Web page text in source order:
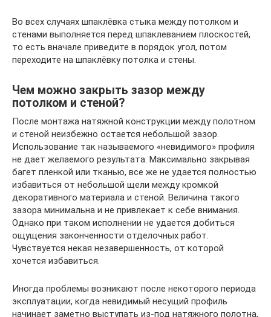
Во всех случаях шпаклёвка стыка между потолком и
стенами выполняется перед шпаклеванием плоскостей,
то есть вначале приведите в порядок угол, потом
переходите на шпаклёвку потолка и стены.
Чем можно закрыть зазор между
потолком и стеной?
После монтажа натяжной конструкции между полотном
и стеной неизбежно остается небольшой зазор.
Использование так называемого «невидимого» профиля
не дает желаемого результата. Максимально закрывая
багет пленкой или тканью, все же не удается полностью
избавиться от небольшой щели между кромкой
декоративного материала и стеной. Величина такого
зазора минимальна и не привлекает к себе внимания.
Однако при таком исполнении не удается добиться
ощущения законченности отделочных работ.
Чувствуется некая незавершенность, от которой
хочется избавиться.
Иногда проблемы возникают после некоторого периода
эксплуатации, когда невидимый несущий профиль
начинает заметно выступать из-под натяжного полотна,